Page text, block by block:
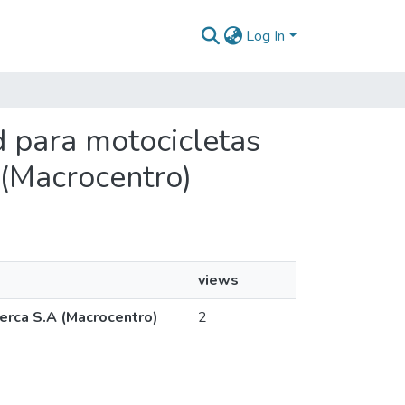
Log In
para motocicletas
views
S.A (Macrocentro)
2